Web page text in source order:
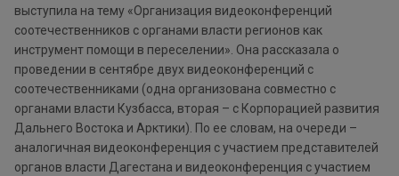
выступила на тему «Организация видеоконференций
соотечественников с органами власти регионов как
инструмент помощи в переселении». Она рассказала о
проведении в сентябре двух видеоконференций с
соотечественниками (одна организована совместно с
органами власти Кузбасса, вторая – с Корпорацией развития
Дальнего Востока и Арктики). По ее словам, на очереди –
аналогичная видеоконференция с участием представителей
органов власти Дагестана и видеоконференция с участием